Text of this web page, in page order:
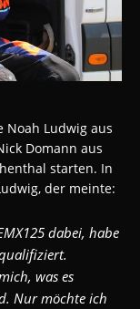
Noah Ludwig aus
Domann aus
starten. In
der meinte:
dabei, habe
was es
Nur möchte ich